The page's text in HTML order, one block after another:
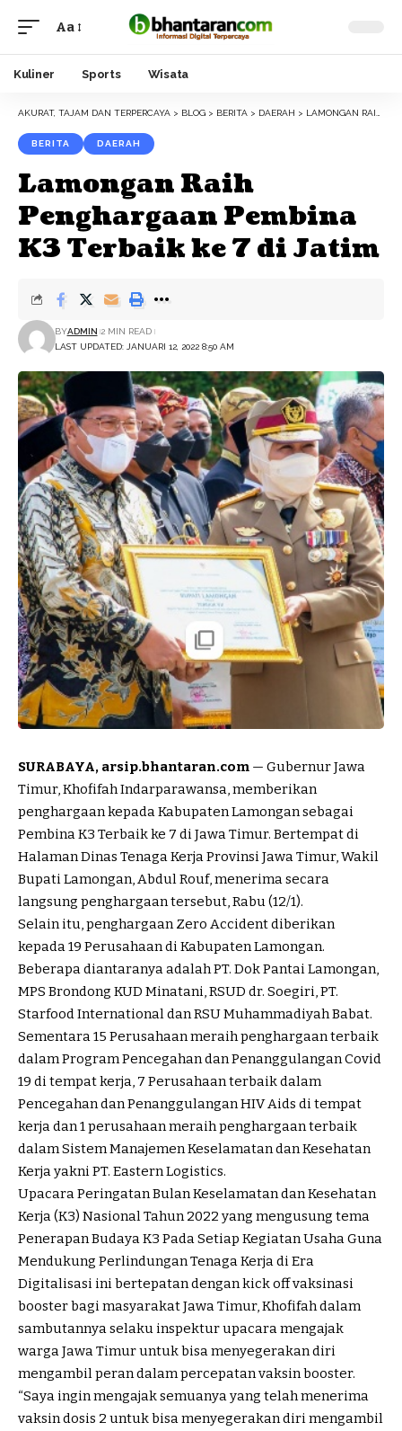
Font
Resizer
Aa
Kuliner Sports Wisata
AKURAT, TAJAM DAN TERPERCAYA > BLOG > BERITA > DAERAH > LAMONGAN RAIH PENGHARGAAN PEMBINA K3 TERBAIK KE 7 DI JATIM
BERITA DAERAH
Lamongan Raih
Penghargaan Pembina
K3 Terbaik ke 7 di Jatim
LAST UPDATED: JANUARI 12, 2022 8:50 AM
BYADMIN 2 MIN READ
SURABAYA, arsip.bhantaran.com — Gubernur Jawa
Timur, Khofifah Indarparawansa, memberikan
penghargaan kepada Kabupaten Lamongan sebagai
Pembina K3 Terbaik ke 7 di Jawa Timur. Bertempat di
Halaman Dinas Tenaga Kerja Provinsi Jawa Timur, Wakil
Bupati Lamongan, Abdul Rouf, menerima secara
langsung penghargaan tersebut, Rabu (12/1).
Selain itu, penghargaan Zero Accident diberikan
kepada 19 Perusahaan di Kabupaten Lamongan.
Beberapa diantaranya adalah PT. Dok Pantai Lamongan,
MPS Brondong KUD Minatani, RSUD dr. Soegiri, PT.
Starfood International dan RSU Muhammadiyah Babat.
Sementara 15 Perusahaan meraih penghargaan terbaik
dalam Program Pencegahan dan Penanggulangan Covid
19 di tempat kerja, 7 Perusahaan terbaik dalam
Pencegahan dan Penanggulangan HIV Aids di tempat
kerja dan 1 perusahaan meraih penghargaan terbaik
dalam Sistem Manajemen Keselamatan dan Kesehatan
Kerja yakni PT. Eastern Logistics.
Upacara Peringatan Bulan Keselamatan dan Kesehatan
Kerja (K3) Nasional Tahun 2022 yang mengusung tema
Penerapan Budaya K3 Pada Setiap Kegiatan Usaha Guna
Mendukung Perlindungan Tenaga Kerja di Era
Digitalisasi ini bertepatan dengan kick off vaksinasi
booster bagi masyarakat Jawa Timur, Khofifah dalam
sambutannya selaku inspektur upacara mengajak
warga Jawa Timur untuk bisa menyegerakan diri
mengambil peran dalam percepatan vaksin booster.
“Saya ingin mengajak semuanya yang telah menerima
vaksin dosis 2 untuk bisa menyegerakan diri mengambil